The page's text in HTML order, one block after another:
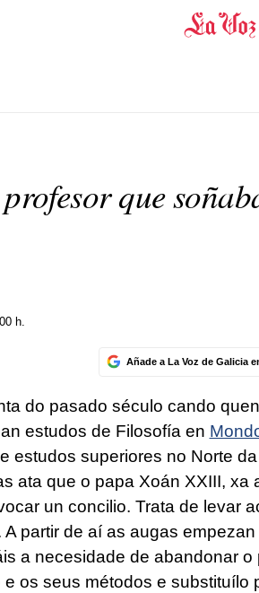
que
h.
Añade a La Voz de Galicia
do pasado século cando
estudos de Filosofía en
estudos superiores no Norte
ata que o papa Xoán XXIII, xa
un concilio. Trata de levar
A partir de aí as augas
a necesidade de abandonar o
os seus métodos e substituílo